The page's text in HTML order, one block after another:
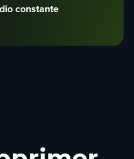
constante